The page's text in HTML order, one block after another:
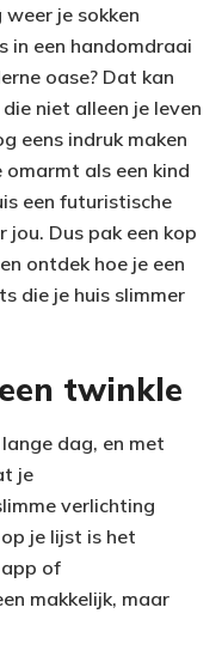
je sokken
in een handomdraai
oase? Dat kan
niet alleen je leven
eens indruk maken
omarmt als een kind
een futuristische
Dus pak een kop
ontdek hoe je een
die je huis slimmer
twinkle
dag, en met
je
verlichting
je lijst is het
of
makkelijk, maar